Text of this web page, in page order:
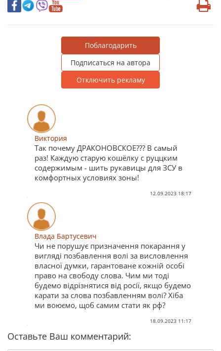
Поблагодарить
Подписаться на автора
Отключить рекламу
Виктория
Так почему ДРАКОНОВСКОЕ??? В самый
раз! Каждую старую кошёлку с руццким
содержимым - шить рукавицы для ЗСУ в
комфортных условиях зоны!
12.09.2023 18:17
Влада Бартусевич
Чи не порушує призначення покарання у
вигляді позбавлення волі за висловлення
власної думки, гарантоване кожній особі
право на свободу слова. Чим ми тоді
будемо відрізнятися від росії, якщо будемо
карати за слова позбавленням волі? Хіба
ми воюємо, щоб самим стати як рф?
18.09.2023 11:17
Оставьте Ваш комментарий: